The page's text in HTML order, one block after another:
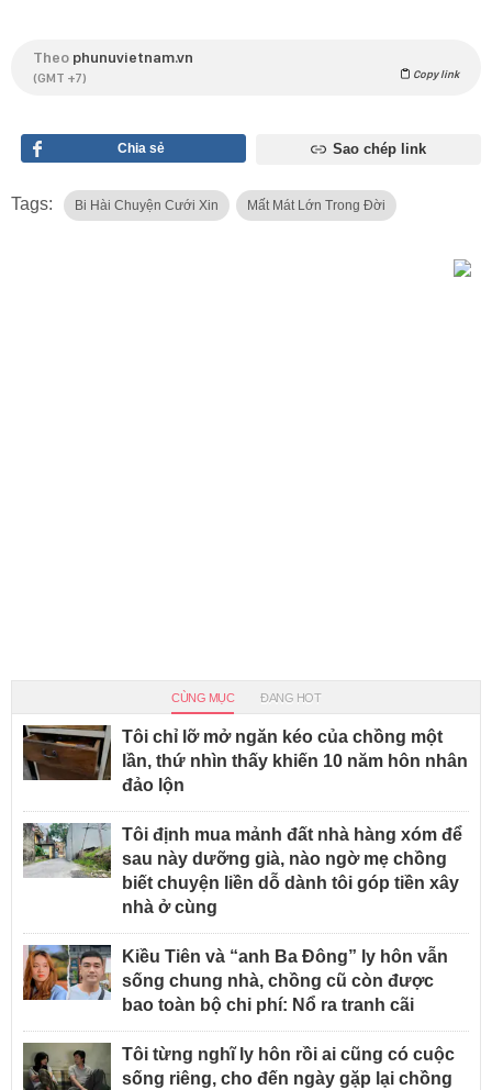
Theo phunuvietnam.vn
(GMT +7) Copy link
Chia sẻ Sao chép link
Tags: Bi Hài Chuyện Cưới Xin Mất Mát Lớn Trong Đời
CÙNG MỤC ĐANG HOT
Tôi chỉ lỡ mở ngăn kéo của chồng một
lần, thứ nhìn thấy khiến 10 năm hôn nhân
đảo lộn
Tôi định mua mảnh đất nhà hàng xóm để
sau này dưỡng già, nào ngờ mẹ chồng
biết chuyện liền dỗ dành tôi góp tiền xây
nhà ở cùng
Kiều Tiên và “anh Ba Đông” ly hôn vẫn
sống chung nhà, chồng cũ còn được
bao toàn bộ chi phí: Nổ ra tranh cãi
Tôi từng nghĩ ly hôn rồi ai cũng có cuộc
sống riêng, cho đến ngày gặp lại chồng